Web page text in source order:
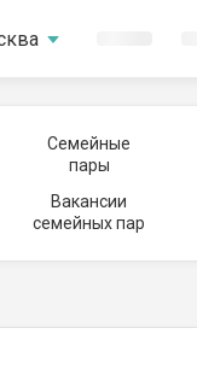
Семейные
пары
Вакансии
семейных пар